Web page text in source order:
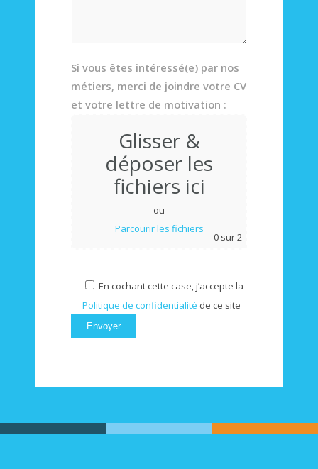
Si vous êtes intéressé(e) par nos
métiers, merci de joindre votre CV
et votre lettre de motivation :
Glisser &
déposer les
fichiers ici
ou
Parcourir les fichiers
0 sur 2
En cochant cette case, j’accepte la
Politique de confidentialité de ce site